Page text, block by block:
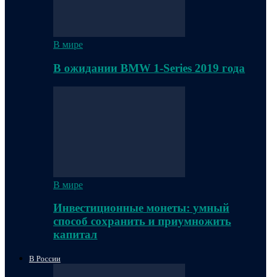
В мире
В ожидании BMW 1-Series 2019 года
В мире
Инвестиционные монеты: умный
способ сохранить и приумножить
капитал
В России